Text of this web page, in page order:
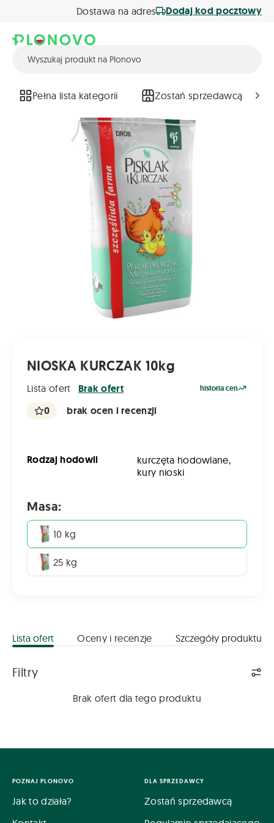
Dostawa na adres Dodaj kod pocztowy
Pełna lista kategorii Zostań sprzedawcą
NIOSKA KURCZAK 10kg
Lista ofert Brak ofert historia cen
0 brak ocen i recenzji
Rodzaj hodowli
kurczęta hodowlane,
kury nioski
Masa:
10 kg
25 kg
Lista ofert Oceny i recenzje Szczegóły produktu
Filtry
Brak ofert dla tego produktu
POZNAJ PLONOVO
Jak to działa?
DLA SPRZEDAWCY
Zostań sprzedawcą